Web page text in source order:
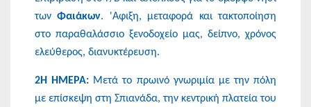
τωνΦαιάκων. 'Αφιξη, μεταφορά και τακτοποίηση
στο παραθαλάσσιο ξενοδοχείο μας, δείπνο, χρόνος
ελεύθερος, διανυκτέρευση.
2Η ΗΜΕΡΑ: Μετά το πρωινό γνωριμία με την πόλη
με επίσκεψη στη Σπιανάδα, την κεντρική πλατεία του